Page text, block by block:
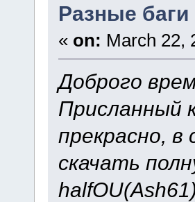
Разные
« on: March 22,
Доброго
Присланный
прекрасно, в
скачать